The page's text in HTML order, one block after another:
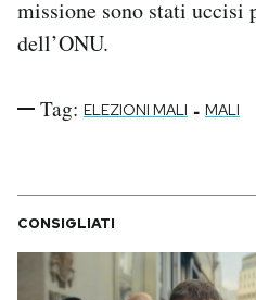
missione sono stati uccisi
dell’ONU.
Tag: ELEZIONI MALI - MALI
CONSIGLIATI